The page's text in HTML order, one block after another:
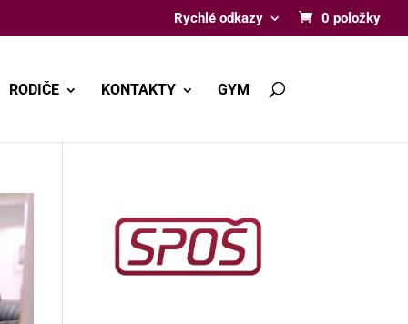
Rychlé odkazy 0 položky
RODIČE KONTAKTY GYM